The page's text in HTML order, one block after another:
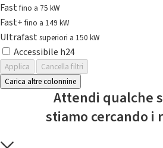
Fastfino a 75 kW
Fast+fino a 149 kW
Ultrafast superiori a 150 kW
Accessibile h24
Applica
Cancella filtri
Carica altre colonnine
Attendi qualche
stiamo cercando